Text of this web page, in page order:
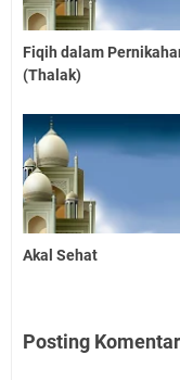
Fiqih dalam
(Thalak)
Akal Sehat
Posting